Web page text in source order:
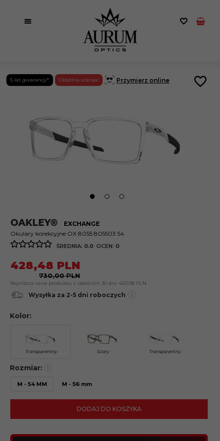
5 lat gwarancji* Ostatnia szansa! Przymierz online
OAKLEY®
EXCHANGE
Okulary korekcyjne OX 8055 805503 54
ŚREDNIA: 0.0 OCEN: 0
Kolor:
Transparentny Szary Transparentny
Rozmiar:
M - 54 MM M - 56 mm
428,48 PLN
730,00 PLN
Najniższa cena produktu z ostatnich 30 dni: 420.08 PLN
Wysyłka za 2-5 dni roboczych
DODAJ DO KOSZYKA